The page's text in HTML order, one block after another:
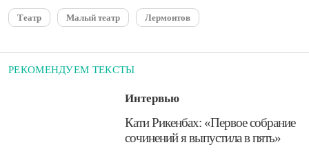
Театр Малый театр Лермонтов
РЕКОМЕНДУЕМ ТЕКСТЫ
Интервью
​Кати Рикенбах: «Первое собрание
сочинений я выпустила в пять»